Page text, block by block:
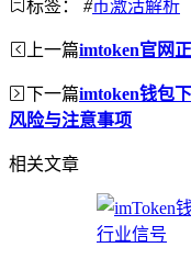
标签： #币激活解析
上一篇imtoken官网
下一篇imtoken钱包
风险与注意事项
相关文章